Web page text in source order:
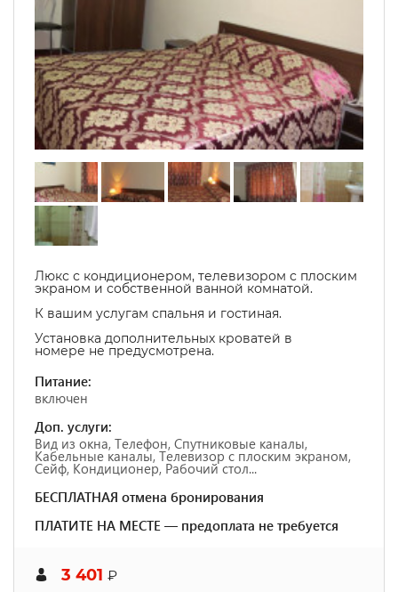
Люкс с кондиционером, телевизором с плоским
экраном и собственной ванной комнатой.
К вашим услугам спальня и гостиная.
Установка дополнительных кроватей в
номере не предусмотрена.
Питание:
включен
Доп. услуги:
Вид из окна, Телефон, Спутниковые каналы,
Кабельные каналы, Телевизор с плоским экраном,
Сейф, Кондиционер, Рабочий стол...
БЕСПЛАТНАЯ отмена бронирования
ПЛАТИТЕ НА МЕСТЕ — предоплата не требуется
3 401 ₽